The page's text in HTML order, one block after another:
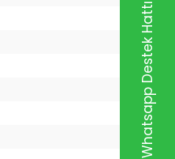
Whatsapp Destek Hattı